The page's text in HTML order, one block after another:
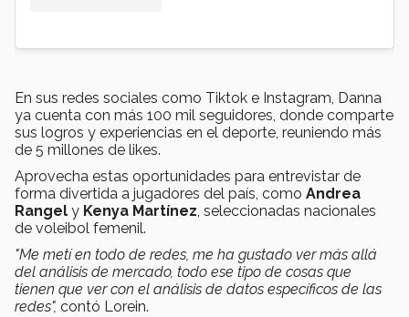
En sus redes sociales como Tiktok e Instagram, Danna
ya cuenta con más 100 mil seguidores, donde comparte
sus logros y experiencias en el deporte, reuniendo más
de 5 millones de likes.
Aprovecha estas oportunidades para entrevistar de
forma divertida a jugadores del país, como Andrea
Rangel y Kenya Martínez, seleccionadas nacionales
de voleibol femenil.
"Me metí en todo de redes, me ha gustado ver más allá
del análisis de mercado, todo ese tipo de cosas que
tienen que ver con el análisis de datos específicos de las
redes", contó Lorein.